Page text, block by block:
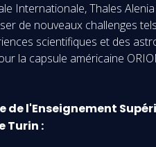
Internationale, Thales
de nouveaux challenges
scientifiques et des
la capsule américaine
l'Enseignement
Turin :